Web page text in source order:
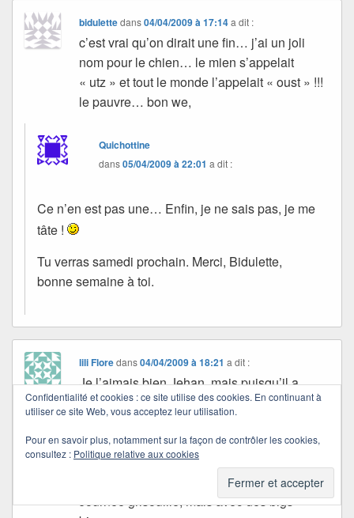
bidulettedans04/04/2009 à 17:14 a dit :
c’est vrai qu’on dirait une fin… j’ai un joli
nom pour le chien… le mien s’appelait
« utz » et tout le monde l’appelait « oust » !!!
le pauvre… bon we,
Quichottine
dans05/04/2009 à 22:01 a dit :
Ce n’en est pas une… Enfin, je ne sais pas, je me
tâte !
Tu verras samedi prochain. Merci, Bidulette,
bonne semaine à toi.
lili Floredans04/04/2009 à 18:21 a dit :
Je l’aimais bien Jehan, mais puisqu’il a
trouvé de quoi vivre sa vie sans annicroche,
c’est bien, mais pour le chien j’imaginais un
accord entre lui et Clément, bin tant pis. A
bientôt pour une nouvelle aventure de notre
troubadour que tu sais si bien nousz conter.
Journée grisouille, mais avec des bigs
Confidentialité et cookies : ce site utilise des cookies. En continuant à
utiliser ce site Web, vous acceptez leur utilisation.
Pour en savoir plus, notamment sur la façon de contrôler les cookies,
consultez : Politique relative aux cookies